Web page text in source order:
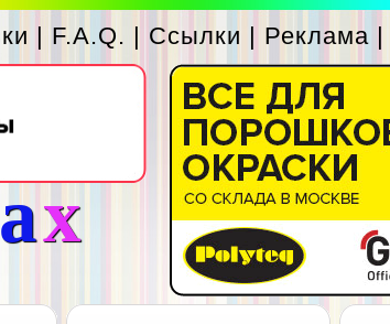
| F.A.Q. | Ссылки | Реклама |
ах